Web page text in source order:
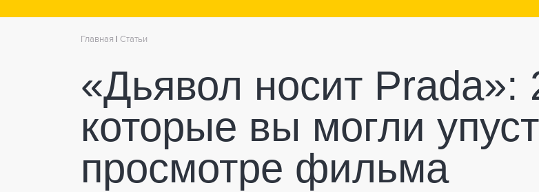
Главная Статьи
«Дьявол носит Prada»:
которые вы могли
просмотре фильма